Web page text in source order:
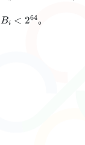
A_{i,j}
Bi < 264。
A_{i,j}\right).